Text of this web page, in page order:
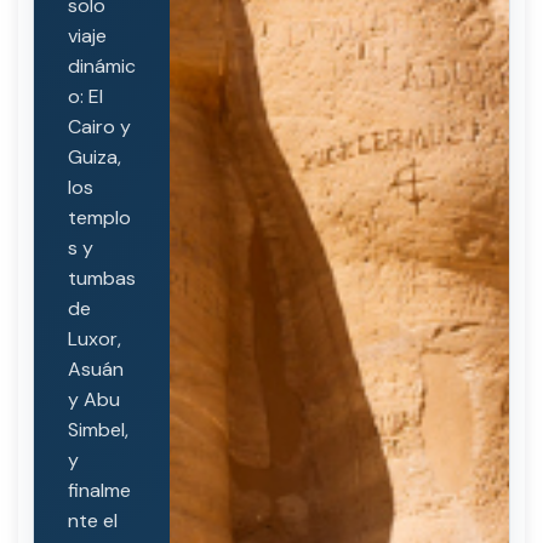
solo
viaje
dinámic
o: El
Cairo y
Guiza,
los
templo
s y
tumbas
de
Luxor,
Asuán
y Abu
Simbel,
y
finalme
nte el